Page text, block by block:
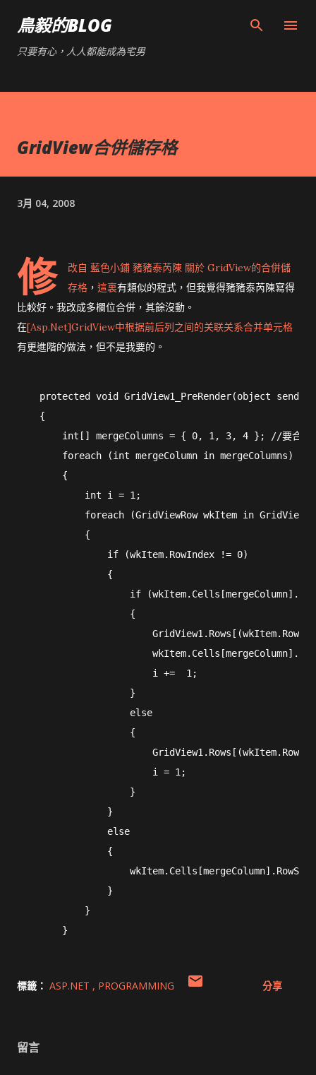
鳥毅的BLOG
只要有心，人人都能成為宅男
GridView合併儲存格
3月 04, 2008
修 改自 藍色小鋪 豬豬泰芮陳 關於 GridView的合併儲
存格 ， 這裏有類似的程式，但我覺得豬豬泰芮陳寫得
比較好。我改成多欄位合併，其餘沒動。
在[Asp.Net]GridView中根据前后列之间的关联关系合并单元格
有更進階的做法，但不是我要的。
protected void GridView1_PreRender(object
    {
int[] mergeColumns = { 0, 1, 3, 4 }; //要合併
        foreach (int mergeColumn in mergeColumns)
        {
            int i = 1;
foreach (GridViewRow wkItem in
            {
                if (wkItem.RowIndex != 0)
                {
if
                    {
                        i +=  1;
                    }
                    else
                    {
                        i = 1;
                    }
                }
                else
                {
                }
            }
        }
標籤： ASP.NET PROGRAMMING 分享
留言